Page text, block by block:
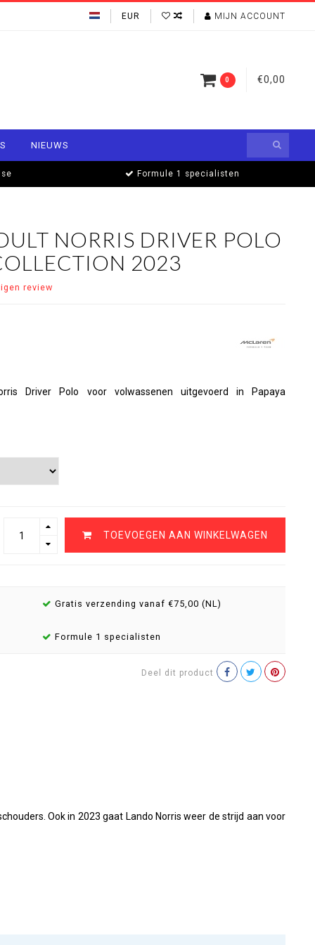
EUR MIJN ACCOUNT
0 €0,00
NIEUWS
Formule 1 specialisten
NORRIS DRIVER POLO
2023
review
Driver Polo voor volwassenen uitgevoerd in Papaya
TOEVOEGEN AAN WINKELWAGEN
Gratis verzending vanaf €75,00 (NL)
Formule 1 specialisten
Deel dit product
Ook in 2023 gaat Lando Norris weer de strijd aan voor